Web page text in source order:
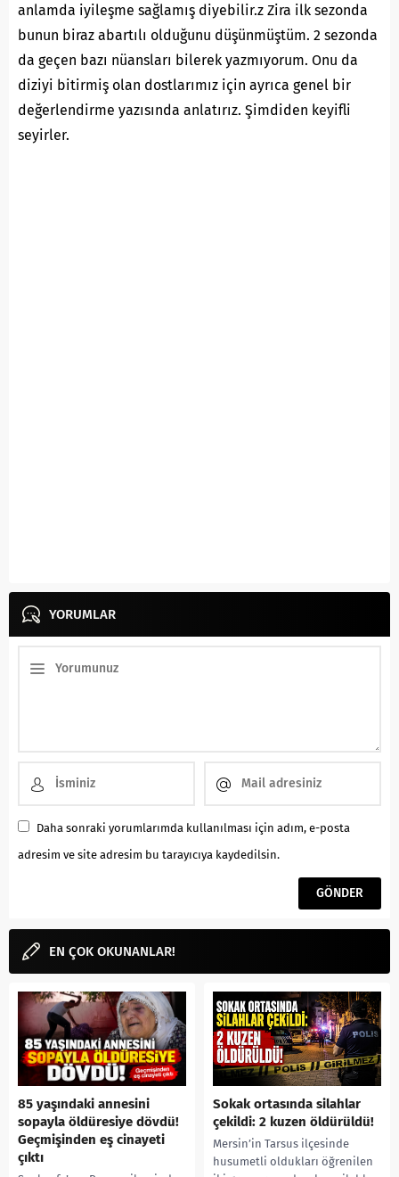
anlamda iyileşme sağlamış diyebilir.z Zira ilk sezonda
bunun biraz abartılı olduğunu düşünmüştüm. 2 sezonda
da geçen bazı nüansları bilerek yazmıyorum. Onu da
diziyi bitirmiş olan dostlarımız için ayrıca genel bir
değerlendirme yazısında anlatırız. Şimdiden keyifli
seyirler.
YORUMLAR
Daha sonraki yorumlarımda kullanılması için adım, e-posta
adresim ve site adresim bu tarayıcıya kaydedilsin.
EN ÇOK OKUNANLAR!
85 yaşındaki annesini
sopayla öldüresiye dövdü!
Geçmişinden eş cinayeti
çıktı
Sokak ortasında silahlar
çekildi: 2 kuzen öldürüldü!
Mersin’in Tarsus ilçesinde
husumetli oldukları öğrenilen